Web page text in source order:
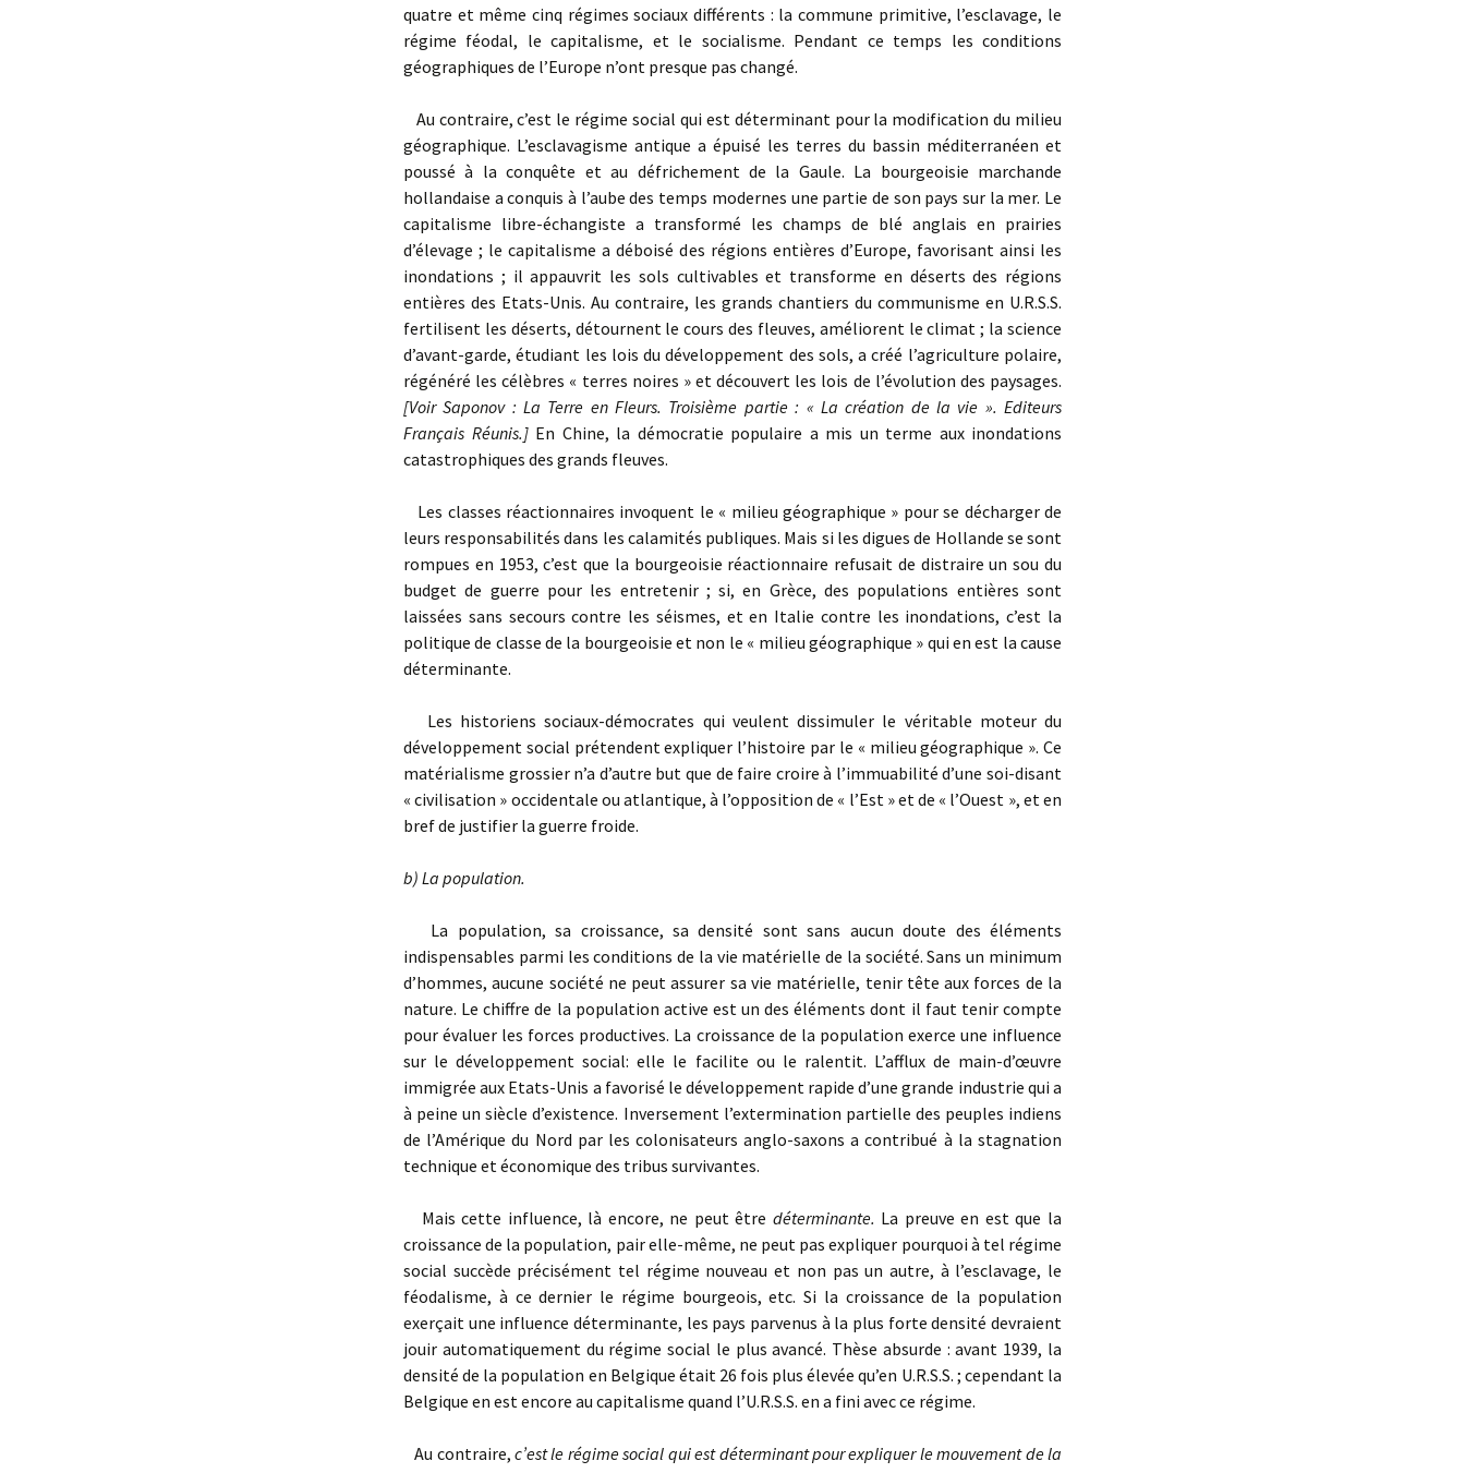
quatre et même cinq régimes sociaux différents : la commune primitive, l’esclavage, le
régime féodal, le capitalisme, et le socialisme. Pendant ce temps les conditions
géographiques de l’Europe n’ont presque pas changé.
Au contraire, c’est le régime social qui est déterminant pour la modification du milieu
géographique. L’esclavagisme antique a épuisé les terres du bassin méditerranéen et
poussé à la conquête et au défrichement de la Gaule. La bourgeoisie marchande
hollandaise a conquis à l’aube des temps modernes une partie de son pays sur la mer. Le
capitalisme libre-échangiste a transformé les champs de blé anglais en prairies
d’élevage ; le capitalisme a déboisé des régions entières d’Europe, favorisant ainsi les
inondations ; il appauvrit les sols cultivables et transforme en déserts des régions
entières des Etats-Unis. Au contraire, les grands chantiers du communisme en U.R.S.S.
fertilisent les déserts, détournent le cours des fleuves, améliorent le climat ; la science
d’avant-garde, étudiant les lois du développement des sols, a créé l’agriculture polaire,
régénéré les célèbres « terres noires » et découvert les lois de l’évolution des paysages.
[Voir Saponov : La Terre en Fleurs. Troisième partie : « La création de la vie ». Editeurs
Français Réunis.]En Chine, la démocratie populaire a mis un terme aux inondations
catastrophiques des grands fleuves.
Les classes réactionnaires invoquent le « milieu géographique » pour se décharger de
leurs responsabilités dans les calamités publiques. Mais si les digues de Hollande se sont
rompues en 1953, c’est que la bourgeoisie réactionnaire refusait de distraire un sou du
budget de guerre pour les entretenir ; si, en Grèce, des populations entières sont
laissées sans secours contre les séismes, et en Italie contre les inondations, c’est la
politique de classe de la bourgeoisie et non le « milieu géographique » qui en est la cause
déterminante.
Les historiens sociaux-démocrates qui veulent dissimuler le véritable moteur du
développement social prétendent expliquer l’histoire par le « milieu géographique ». Ce
matérialisme grossier n’a d’autre but que de faire croire à l’immuabilité d’une soi-disant
« civilisation » occidentale ou atlantique, à l’opposition de « l’Est » et de « l’Ouest », et en
bref de justifier la guerre froide.
b) La population.
La population, sa croissance, sa densité sont sans aucun doute des éléments
indispensables parmi les conditions de la vie matérielle de la société. Sans un minimum
d’hommes, aucune société ne peut assurer sa vie matérielle, tenir tête aux forces de la
nature. Le chiffre de la population active est un des éléments dont il faut tenir compte
pour évaluer les forces productives. La croissance de la population exerce une influence
sur le développement social: elle le facilite ou le ralentit. L’afflux de main-d’œuvre
immigrée aux Etats-Unis a favorisé le développement rapide d’une grande industrie qui a
à peine un siècle d’existence. Inversement l’extermination partielle des peuples indiens
de l’Amérique du Nord par les colonisateurs anglo-saxons a contribué à la stagnation
technique et économique des tribus survivantes.
Mais cette influence, là encore, ne peut être déterminante. La preuve en est que la
croissance de la population, pair elle-même, ne peut pas expliquer pourquoi à tel régime
social succède précisément tel régime nouveau et non pas un autre, à l’esclavage, le
féodalisme, à ce dernier le régime bourgeois, etc. Si la croissance de la population
exerçait une influence déterminante, les pays parvenus à la plus forte densité devraient
jouir automatiquement du régime social le plus avancé. Thèse absurde : avant 1939, la
densité de la population en Belgique était 26 fois plus élevée qu’en U.R.S.S. ; cependant la
Belgique en est encore au capitalisme quand l’U.R.S.S. en a fini avec ce régime.
Au contraire,c’est le régime social qui est déterminant pour expliquer le mouvement de la